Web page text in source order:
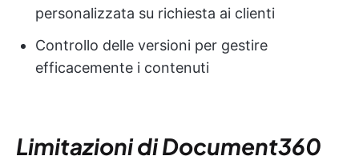
personalizzata su richiesta ai clienti
Controllo delle versioni per gestire
efficacemente i contenuti
Limitazioni di Document360